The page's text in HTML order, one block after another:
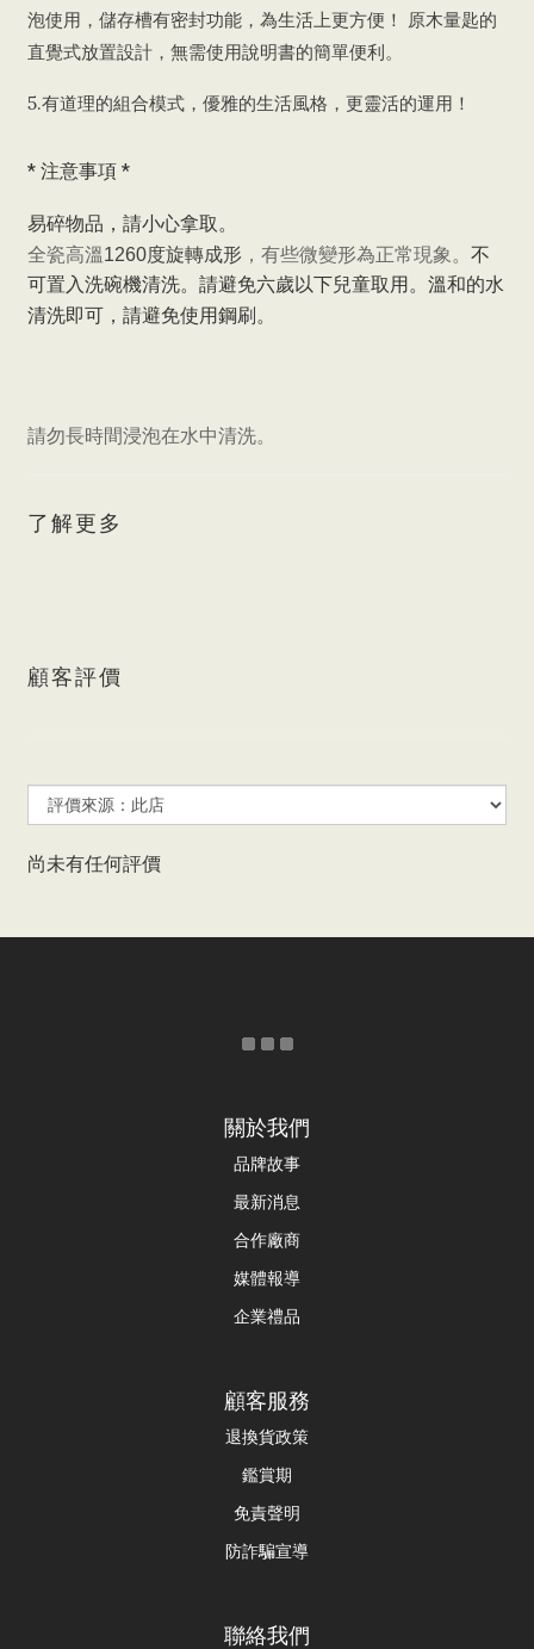
泡使用，儲存槽有密封功能，為生活上更方便！ 原木量匙的
直覺式放置設計，無需使用說明書的簡單便利。
5.有道理的組合模式，優雅的生活風格，更靈活的運用！
* 注意事項 *
易碎物品，請小心拿取。
全瓷高溫1260度旋轉成形 ，有些微變形為正常現象。 不
可置入洗碗機清洗。 請避免六歲以下兒童取用。 溫和的水
清洗即可，請避免使用鋼刷。
請勿長時間浸泡在水中清洗。
了解更多
顧客評價
尚未有任何評價
關於我們
品牌故事
最新消息
合作廠商
媒體報導
企業禮品
顧客服務
退換貨政策
鑑賞期
免責聲明
防詐騙宣導
聯絡我們